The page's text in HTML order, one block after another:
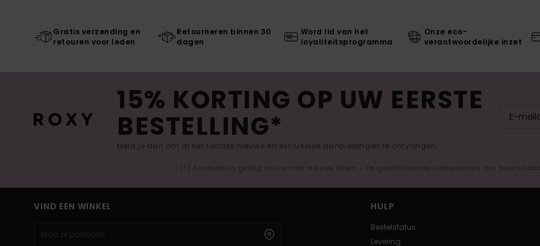
Gratis verzending en
retouren voor leden
Retourneren binnen 30
dagen
Word lid van het
loyaliteitsprogramma
Onze eco-
verantwoordelijke inzet
15% KORTING OP UW EERSTE
BESTELLING*
Meld je aan om al het laatste nieuws en exclusieve aanbiedingen te ontvangen.
(*) Aanbieding geldig online voor nieuwe leden - De gedetailleerde voorwaarden zijn
VIND EEN WINKEL HULP
Bestelstatus
Levering